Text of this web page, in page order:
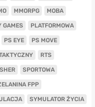
MMORPG MOBA
GAMES PLATFORMOWA
PS EYE PS MOVE
RTS
SPORTOWA
FPP
SYMULATOR ŻYCIA